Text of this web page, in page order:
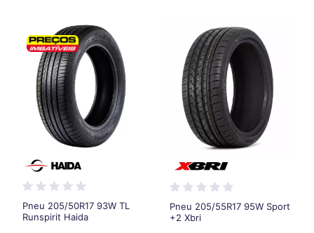
Pneu 205/50R17 93W TL
Runspirit Haida
Pneu 205/55R17 95W Sport
+2 Xbri